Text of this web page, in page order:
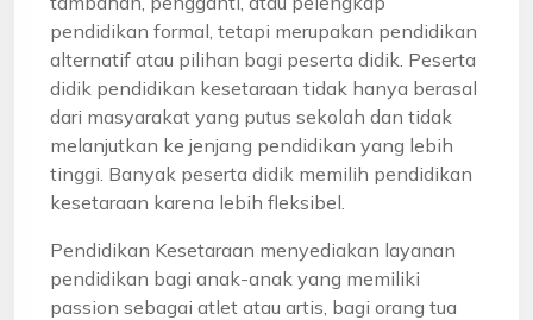
pendidikan formal, tetapi merupakan pendidikan
alternatif atau pilihan bagi peserta didik. Peserta
didik pendidikan kesetaraan tidak hanya berasal
dari masyarakat yang putus sekolah dan tidak
melanjutkan ke jenjang pendidikan yang lebih
tinggi. Banyak peserta didik memilih pendidikan
kesetaraan karena lebih fleksibel.
Pendidikan Kesetaraan menyediakan layanan
pendidikan bagi anak-anak yang memiliki
passion sebagai atlet atau artis, bagi orang tua